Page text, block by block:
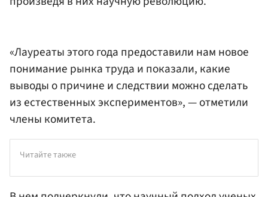
«Лауреаты этого года предоставили нам новое
понимание рынка труда и показали, какие
выводы о причине и следствии можно сделать
из естественных экспериментов», — отметили
члены комитета.
Читайте также